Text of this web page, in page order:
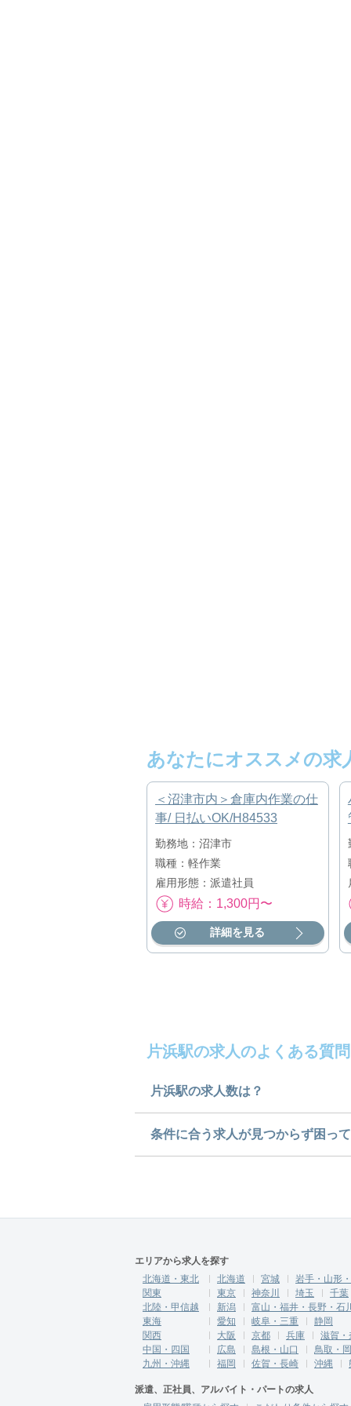
あなたにオススメの求
＜沼津市内＞倉庫内作業の仕
事/ 日払いOK/H84533
勤務地：沼津市
職種：軽作業
雇用形態：派遣社員
時給：1,300円〜
詳細を見る
片浜駅の求人のよくある質問
片浜駅の求人数は？
片浜駅の求人数は1件です。ど
求人はコチラから
条件に合う求人が見つからず困っ
無料相談の登録は
から
エリアから求人を探す
北海道・東北
北海道 宮城
岩手・山形
関東
東京 神奈川 埼玉
千葉
北陸・甲信越
新潟
富山・福井・長野・石
東海
愛知 岐阜・三重
静岡
関西
大阪 京都 兵庫
滋賀・
中国・四国
広島 島根・山口
鳥取・
九州・沖縄
福岡 佐賀・長崎 沖縄
派遣、正社員、アルバイト・パートの求人